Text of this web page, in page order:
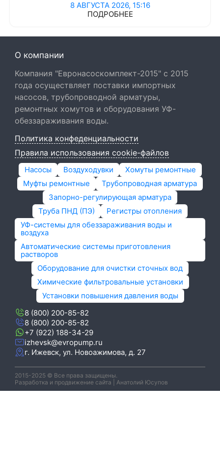
8 АВГУСТА 2026, 15:16
ПОДРОБНЕЕ
О компании
Компания "Евронасоскомплект-2015" с 2015
года осуществляет поставки импортных
насосов, трубопроводной арматуры,
ремонтных хомутов и оборудования УФ-
обеззараживания воды.
Политика конфеденциальности
Правила использования cookie-файлов
Насосы Воздуходувки
Хомуты ремонтные
Муфты ремонтные
Трубопроводная арматура
Запорно-регулирующая арматура
Труба ПНД (ПЭ)
Регистры отопления
УФ-системы для обеззараживания воды и
воздуха
Автоматические системы приготовления
растворов
Оборудование для очистки сточных вод
Химические фильтровальные установки
Установки повышения давления воды
8 (800) 200-85-82
8 (800) 200-85-82
+7 (922) 188-34-29
izhevsk@evropump.ru
г. Ижевск, ул. Новоажимова, д. 27
2015-2025 © Все права защищены.
Разработка и продвижение сайта | Анатолий Юсупов